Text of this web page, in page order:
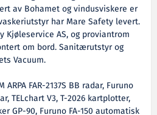
av Bohamet og vindusviskere er
har Mare Safety levert.
Kjøleservice AS, og proviantrom
om bord. Sanitærutstyr og
Vacuum.
ARPA FAR-2137S BB radar, Furuno
TELchart V3, T-2026 kartplotter,
GP-90, Furuno FA-150 automatisk